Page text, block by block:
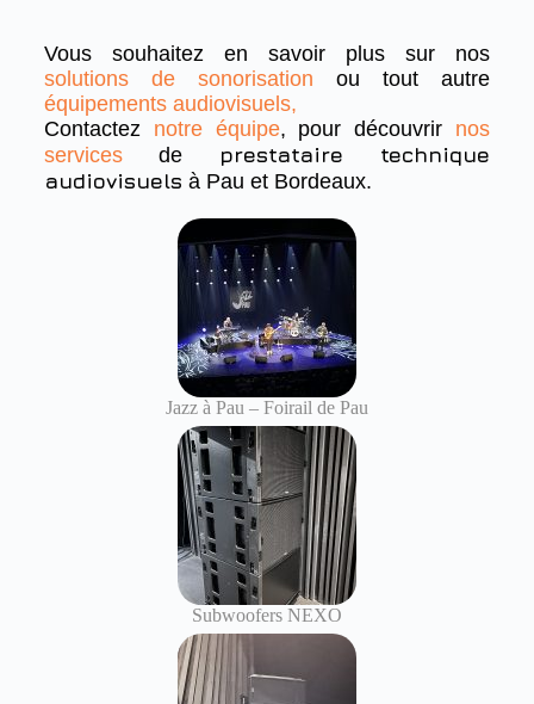
Vous souhaitez en savoir plus sur nos
solutions de sonorisation ou tout autre
équipements audiovisuels,
Contactez notre équipe, pour découvrir nos
servicesde
prestataire technique
audiovisuels à Pau et Bordeaux.
Jazz à Pau – Foirail de Pau
Subwoofers NEXO